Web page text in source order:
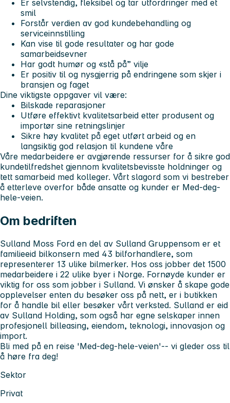
Er selvstendig, fleksibel og tar utfordringer med et
smil
Forstår verdien av god kundebehandling og
serviceinnstilling
Kan vise til gode resultater og har gode
samarbeidsevner
Har godt humør og «stå på” vilje
Er positiv til og nysgjerrig på endringene som skjer i
bransjen og faget
Dine viktigste oppgaver vil være:
Bilskade reparasjoner
Utføre effektivt kvalitetsarbeid etter produsent og
importør sine retningslinjer
Sikre høy kvalitet på eget utført arbeid og en
langsiktig god relasjon til kundene våre
Våre medarbeidere er avgjørende ressurser for å sikre god
kundetilfredshet gjennom kvalitetsbevisste holdninger og
tett samarbeid med kolleger. Vårt slagord som vi bestreber
å etterleve overfor både ansatte og kunder er Med-deg-
hele-veien.
Om bedriften
Sulland Moss Ford en del av Sulland Gruppensom er et
familieeid bilkonsern med 43 bilforhandlere, som
representerer 13 ulike bilmerker. Hos oss jobber det 1500
medarbeidere i 22 ulike byer i Norge. Fornøyde kunder er
viktig for oss som jobber i Sulland. Vi ønsker å skape gode
opplevelser enten du besøker oss på nett, er i butikken
for å handle bil eller besøker vårt verksted. Sulland er eid
av Sulland Holding, som også har egne selskaper innen
profesjonell billeasing, eiendom, teknologi, innovasjon og
import.
Bli med på en reise 'Med-deg-hele-veien'-- vi gleder oss til
å høre fra deg!
Sektor
Privat